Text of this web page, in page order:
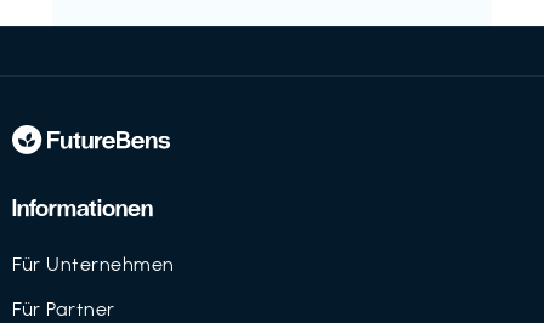
Informationen
Für Unternehmen
Für Partner